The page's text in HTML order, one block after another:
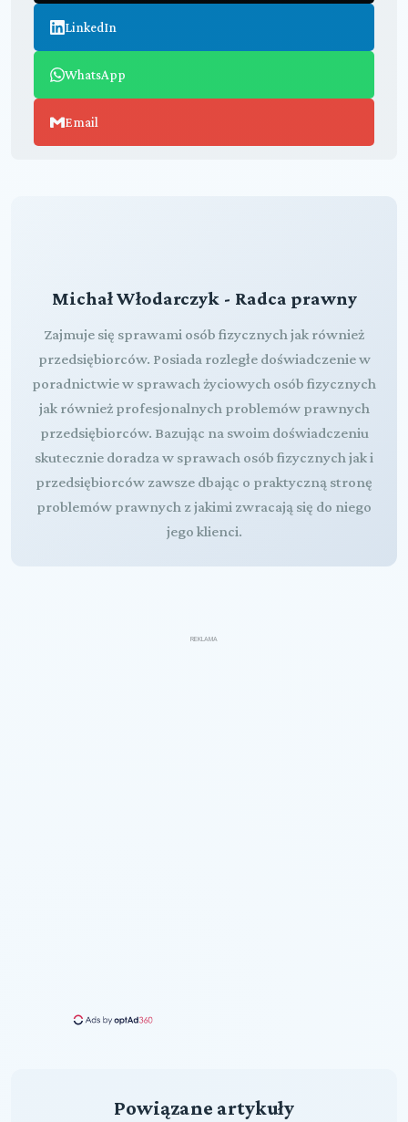
LinkedIn
WhatsApp
Email
Michał Włodarczyk - Radca prawny
Zajmuje się sprawami osób fizycznych jak również
przedsiębiorców. Posiada rozległe doświadczenie w
poradnictwie w sprawach życiowych osób fizycznych
jak również profesjonalnych problemów prawnych
przedsiębiorców. Bazując na swoim doświadczeniu
skutecznie doradza w sprawach osób fizycznych jak i
przedsiębiorców zawsze dbając o praktyczną stronę
problemów prawnych z jakimi zwracają się do niego
jego klienci.
REKLAMA
Powiązane artykuły